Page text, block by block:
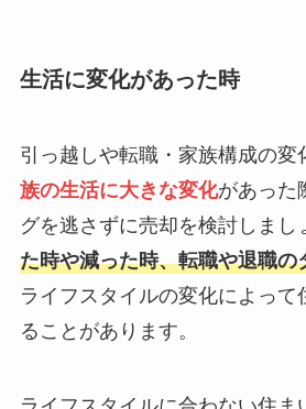
生活に変化があった時
引っ越しや転職・家族構成の変
族の生活に大きな変化があった
グを逃さずに売却を検討しまし
た時や減った時、転職や退職の
ライフスタイルの変化によって
ることがあります。